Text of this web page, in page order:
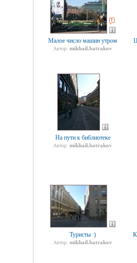
1
Малое число машин утром
Автор: mikhail.batrakov
На пути к библиотеке
Автор: mikhail.batrakov
Туристы :)
Автор: mikhail.batrakov